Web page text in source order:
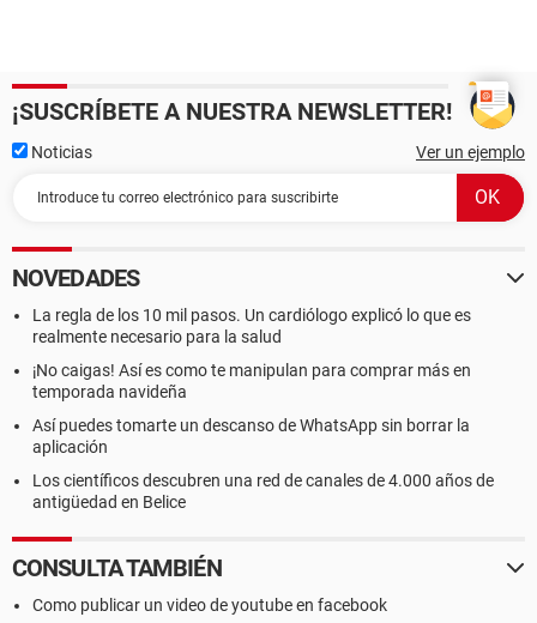
¡SUSCRÍBETE A NUESTRA NEWSLETTER!
Noticias Ver un ejemplo
NOVEDADES
La regla de los 10 mil pasos. Un cardiólogo explicó lo que es
realmente necesario para la salud
¡No caigas! Así es como te manipulan para comprar más en
temporada navideña
Así puedes tomarte un descanso de WhatsApp sin borrar la
aplicación
Los científicos descubren una red de canales de 4.000 años de
antigüedad en Belice
CONSULTA TAMBIÉN
Como publicar un video de youtube en facebook